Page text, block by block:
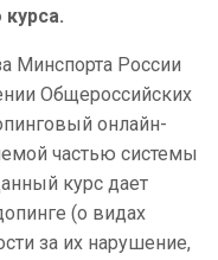
Минспорта России
Общероссийских
онлайн-
частью системы
курс дает
(о видах
за их нарушение,